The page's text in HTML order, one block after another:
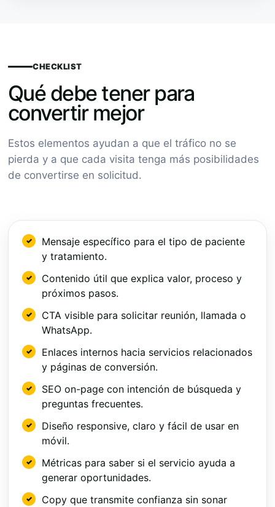
CHECKLIST
Qué debe tener para
convertir mejor
Estos elementos ayudan a que el tráfico no se
pierda y a que cada visita tenga más posibilidades
de convertirse en solicitud.
Mensaje específico para el tipo de paciente
y tratamiento.
Contenido útil que explica valor, proceso y
próximos pasos.
CTA visible para solicitar reunión, llamada o
WhatsApp.
Enlaces internos hacia servicios relacionados
y páginas de conversión.
SEO on-page con intención de búsqueda y
preguntas frecuentes.
Diseño responsive, claro y fácil de usar en
móvil.
Métricas para saber si el servicio ayuda a
generar oportunidades.
Copy que transmite confianza sin sonar